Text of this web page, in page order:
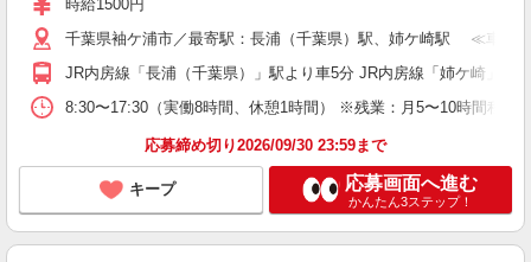
時給1500円
千葉県袖ケ浦市／最寄駅：長浦（千葉県）駅、姉ケ崎駅 ≪車通
JR内房線「長浦（千葉県）」駅より車5分 JR内房線「姉ケ崎」駅
8:30〜17:30（実働8時間、休憩1時間） ※残業：月5〜10時間程
応募締め切り2026/09/30 23:59まで
キープ 応募画面へ進む
かんたん3ステップ！